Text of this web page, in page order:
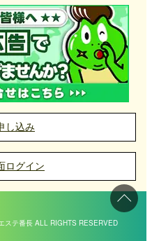
し込み
ログイン
ステ番長 ALL RIGHTS RESERVED